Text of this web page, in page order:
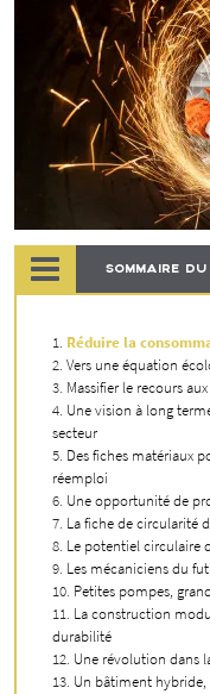
SOMMAIRE DU
Réduire la
Vers une équation
Massifier le recours
Une vision à long
secteur
Des fiches matériaux
réemploi
Une opportunité de
La fiche de circularité
Le potentiel circulaire
Les mécaniciens du
Petites pompes,
La construction
durabilité
Une révolution dans
Un bâtiment